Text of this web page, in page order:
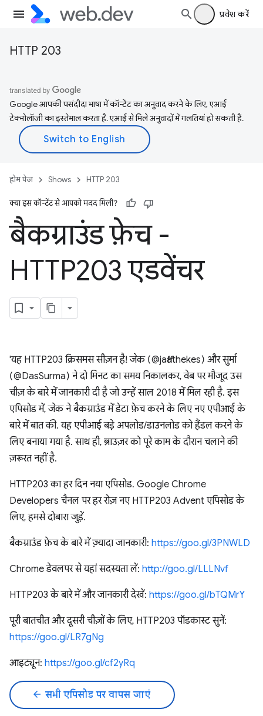
प्रवेश करें
HTTP 203
Google आपकी पसंदीदा भाषा में कॉन्टेंट का अनुवाद करने के लिए, एआई
टेक्नोलॉजी का इस्तेमाल करता है. एआई से मिले अनुवादों में गलतियां हो सकती हैं.
होम पेज Shows HTTP 203
क्या इस कॉन्टेंट से आपको मदद मिली?
बैकग्राउंड फ़ेच -
HTTP203 एडवेंचर
'यह HTTP203 क्रिसमस सीज़न है! जेक (@jaffathekes) और सुर्मा
(@DasSurma) ने दो मिनट का समय निकालकर, वेब पर मौजूद उस
चीज़ के बारे में जानकारी दी है जो उन्हें साल 2018 में मिल रही है. इस
एपिसोड में, जेक ने बैकग्राउंड में डेटा फ़ेच करने के लिए नए एपीआई के
बारे में बात की. यह एपीआई बड़े अपलोड/डाउनलोड को हैंडल करने के
लिए बनाया गया है. साथ ही, ब्राउज़र को पूरे काम के दौरान चलाने की
ज़रूरत नहीं है.
HTTP203 का हर दिन नया एपिसोड. Google Chrome
Developers चैनल पर हर रोज़ नए HTTP203 Advent एपिसोड के
लिए, हमसे दोबारा जुड़ें.
बैकग्राउंड फ़ेच के बारे में ज़्यादा जानकारी: https://goo.gl/3PNWLD
Chrome डेवलपर से यहां सदस्यता लें: http://goo.gl/LLLNvf
HTTP203 के बारे में और जानकारी देखें: https://goo.gl/bTQMrY
पूरी बातचीत और दूसरी चीज़ों के लिए, HTTP203 पॉडकास्ट सुनें:
https://goo.gl/LR7gNg
आइट्यून: https://goo.gl/cf2yRq
arrow_back सभी एपिसोड पर वापस जाएं